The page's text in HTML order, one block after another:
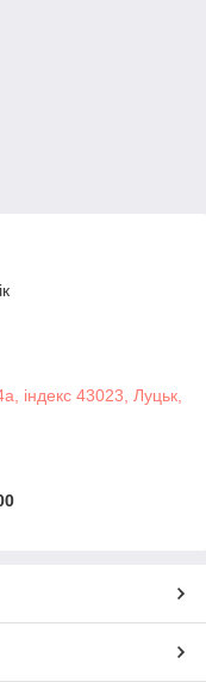
індекс 43023, Луцьк,